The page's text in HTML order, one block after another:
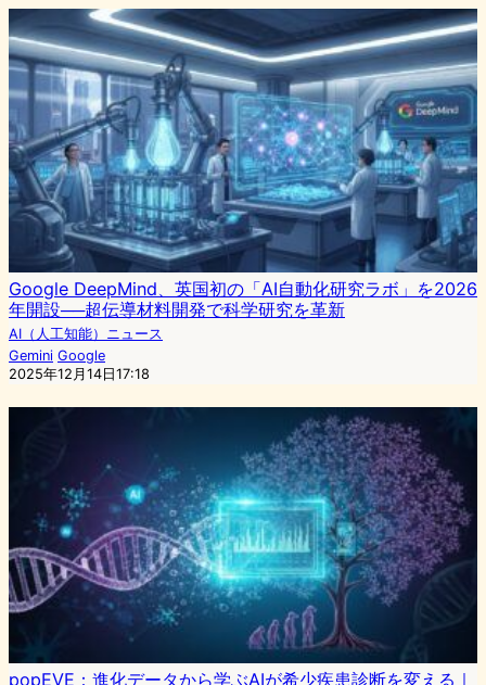
Google DeepMind、英国初の「AI自動化研究ラボ」を2026
年開設──超伝導材料開発で科学研究を革新
AI（人工知能）ニュース
Gemini Google
2025年12月14日17:18
popEVE：進化データから学ぶAIが希少疾患診断を変える｜